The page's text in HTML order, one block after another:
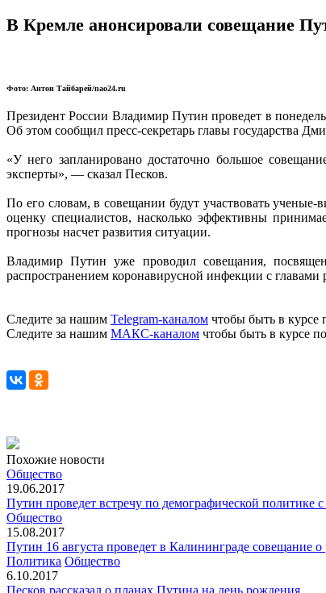
В Кремле анонсировали совещание
Фото: Антон Тайбарей/nao24.ru
Президент России Владимир Путин проведет в
Об этом сообщил пресс-секретарь главы государства
«У него запланировано достаточно большое
эксперты», — сказал Песков.
По его словам, в совещании будут участвовать
оценку специалистов, насколько эффективны
прогнозы насчет развития ситуации.
Владимир Путин уже проводил совещания,
распространением коронавирусной инфекции с главами
Следите за нашим Telegram-каналом чтобы быть в курсе
Следите за нашим МАКС-каналом чтобы быть в курсе
Похожие новости
Общество
19.06.2017
Путин проведет встречу по демографической политике с
Общество
15.08.2017
Путин 16 августа проведет в Калининграде совещание
Политика Общество
6.10.2017
Песков рассказал о планах Путина на день рождения